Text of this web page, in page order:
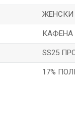
ЖЕНСКИ
КАФЕНА
SS25
17%